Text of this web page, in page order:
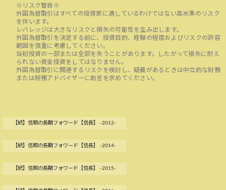
※リスク警告※
外国為替取引はすべての投資家に適しているわけではない高水準のリスク
を伴います。
レバレッジは大きなリスクと損失の可能性を生み出します。
外国為替取引を決定する前に、投資目的、経験の程度およびリスクの許容
範囲を慎重に考慮してください。
当初投資の一部または全部を失うことがあります。したがって損失に耐え
られない資金投資をしてはなりません。
外国為替取引に関連するリスクを検討し、疑義があるときは中立的な財務
または税務アドバイザーに助言を求めてください。
【続】信頼の長期フォワード【信長】 -2012-
【続】信頼の長期フォワード【信長】 -2014-
【続】信頼の長期フォワード【信長】 -2015-